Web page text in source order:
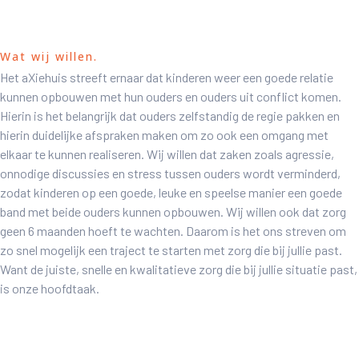
Wat wij willen.
Het aXiehuis streeft ernaar dat kinderen weer een goede relatie
kunnen opbouwen met hun ouders en ouders uit conflict komen.
Hierin is het belangrijk dat ouders zelfstandig de regie pakken en
hierin duidelijke afspraken maken om zo ook een omgang met
elkaar te kunnen realiseren. Wij willen dat zaken zoals agressie,
onnodige discussies en stress tussen ouders wordt verminderd,
zodat kinderen op een goede, leuke en speelse manier een goede
band met beide ouders kunnen opbouwen. Wij willen ook dat zorg
geen 6 maanden hoeft te wachten. Daarom is het ons streven om
zo snel mogelijk een traject te starten met zorg die bij jullie past.
Want de juiste, snelle en kwalitatieve zorg die bij jullie situatie past,
is onze hoofdtaak.